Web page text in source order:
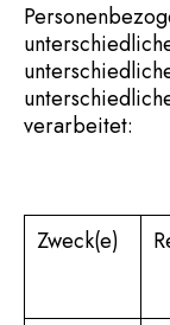
verarbeitet:
Zweck(e)